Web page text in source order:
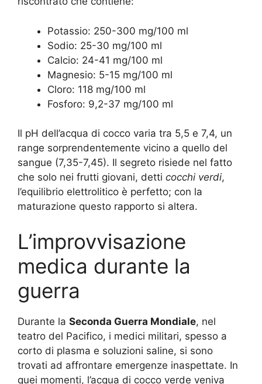
Potassio: 250-300 mg/100 ml
Sodio: 25-30 mg/100 ml
Calcio: 24-41 mg/100 ml
Magnesio: 5-15 mg/100 ml
Cloro: 118 mg/100 ml
Fosforo: 9,2-37 mg/100 ml
Il pH dell’acqua di cocco varia tra 5,5 e 7,4, un
range sorprendentemente vicino a quello del
sangue (7,35-7,45). Il segreto risiede nel fatto
che solo nei frutti giovani, detti cocchi verdi,
l’equilibrio elettrolitico è perfetto; con la
maturazione questo rapporto si altera.
L’improvvisazione
medica durante la
guerra
Durante la Seconda Guerra Mondiale, nel
teatro del Pacifico, i medici militari, spesso a
corto di plasma e soluzioni saline, si sono
trovati ad affrontare emergenze inaspettate. In
quei momenti, l’acqua di cocco verde veniva